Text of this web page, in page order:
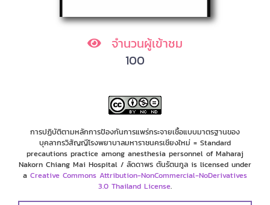
จำนวนผู้เข้าชม
100
การปฏิบัติตามหลักการป้องกันการแพร่กระจายเชื้อแบบมาตรฐานของ
บุคลากรวิสัญญีโรงพยาบาลมหาราชนครเชียงใหม่ = Standard
precautions practice among anesthesia personnel of Maharaj
Nakorn Chiang Mai Hospital / ลัดดาพร ตันรัตนกูล is licensed under
a Creative Commons Attribution-NonCommercial-NoDerivatives
3.0 Thailand License.